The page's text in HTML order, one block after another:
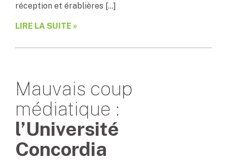
réception et érablières […]
LIRE LA SUITE »
Mauvais coup
médiatique :
l’Université
Concordia